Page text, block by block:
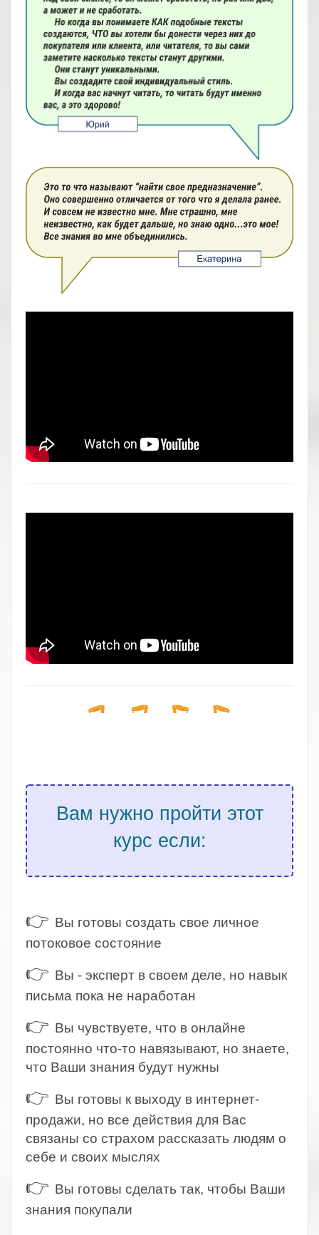
Вам нужно пройти этот
курс если:
👉 Вы готовы создать свое личное
потоковое состояние
👉 Вы - эксперт в своем деле, но навык
письма пока не наработан
👉 Вы чувствуете, что в онлайне
постоянно что-то навязывают, но знаете,
что Ваши знания будут нужны
👉 Вы готовы к выходу в интернет-
продажи, но все действия для Вас
связаны со страхом рассказать людям о
себе и своих мыслях
👉 Вы готовы сделать так, чтобы Ваши
знания покупали